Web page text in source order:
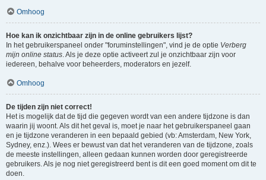
Omhoog
Hoe kan ik onzichtbaar zijn in de online gebruikers lijst?
In het gebruikerspaneel onder "foruminstellingen", vind je de optie Verberg
mijn online status . Als je deze optie activeert zul je onzichtbaar zijn voor
iedereen, behalve voor beheerders, moderators en jezelf.
Omhoog
De tijden zijn niet correct!
Het is mogelijk dat de tijd die gegeven wordt van een andere tijdzone is dan
waarin jij woont. Als dit het geval is, moet je naar het gebruikerspaneel gaan
en je tijdzone veranderen in een bepaald gebied (vb: Amsterdam, New York,
Sydney, enz.). Wees er bewust van dat het veranderen van de tijdzone, zoals
de meeste instellingen, alleen gedaan kunnen worden door geregistreerde
gebruikers. Als je nog niet geregistreerd bent is dit een goed moment om dit te
doen.